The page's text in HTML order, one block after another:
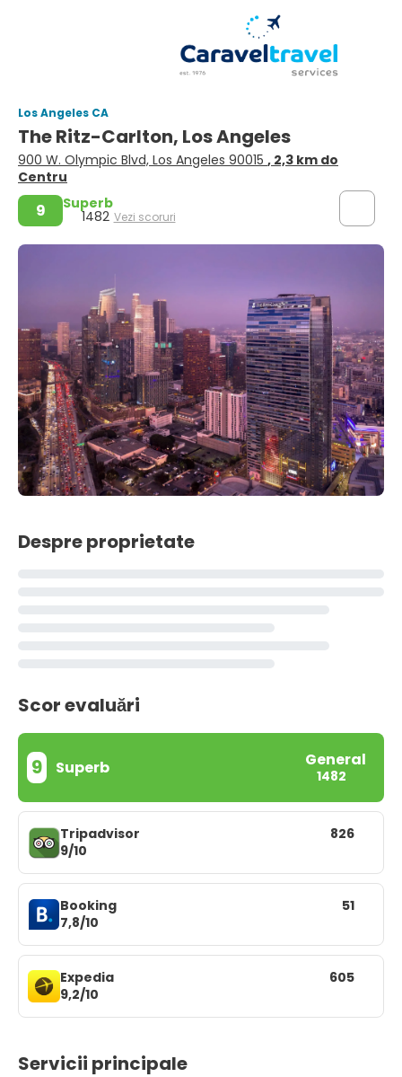
Los Angeles CA
The Ritz-Carlton, Los Angeles
900 W. Olympic Blvd, Los Angeles 90015 , 2,3 km do
Centru
9 Superb
1482 Vezi scoruri
Despre proprietate
Scor evaluări
9 Superb General
1482
Tripadvisor
9/10
826
Booking
7,8/10
51
Expedia
9,2/10
605
Servicii principale